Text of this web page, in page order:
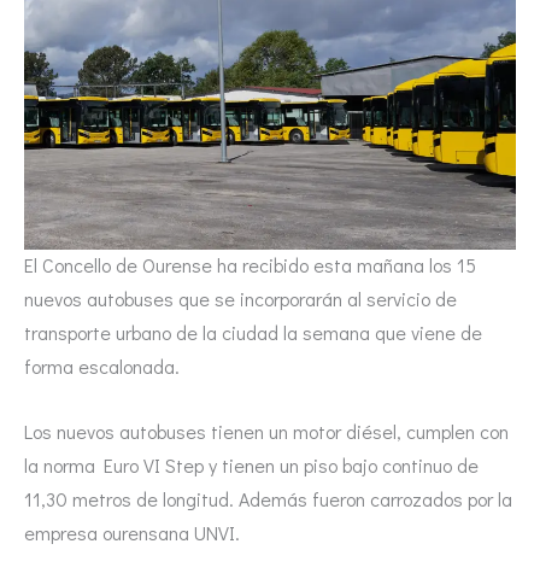
El Concello de Ourense ha recibido esta mañana los 15
nuevos autobuses que se incorporarán al servicio de
transporte urbano de la ciudad la semana que viene de
forma escalonada.
Los nuevos autobuses tienen un motor diésel, cumplen con
la norma Euro VI Step y tienen un piso bajo continuo de
11,30 metros de longitud. Además fueron carrozados por la
empresa ourensana UNVI.